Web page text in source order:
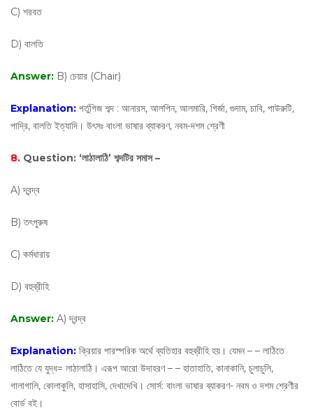
C) শরবত
D) বালতি
Answer: B) চেয়ার (Chair)
Explanation: পর্তুগিজ শব্দ : আনারস, আলপিন, আলমারি, গির্জা, গুদাম, চাবি, পাউরুটি,
পাদ্রি, বালতি ইত্যাদি। উৎসঃ বাংলা ভাষার ব্যাকরণ, নবম-দশম শ্রেণী
8. Question: ‘লাঠালাঠি’ শব্দটির সমাস –
A) দ্বন্দ্ব
B) তৎপুরুষ
C) কর্মধারায়
D) বহুব্রীহি
Answer: A) দ্বন্দ্ব
Explanation: ক্রিয়ার পারস্পরিক অর্থে ব্যতিহার বহুব্রীহি হয়। যেমন – – লাঠিতে
লাঠিতে যে যুদ্ধ= লাঠালাঠি। এরূপ আরো উদাহরণ – – হাতাহাতি, কানাকানি, চুলাচুলি,
গালাগালি, কোলাকুলি, হাসাহাসি, দেখাদেখি। সোর্স: বাংলা ভাষার ব্যাকরণ- নবম ও দশম শ্রেণীর
বোর্ড বই।